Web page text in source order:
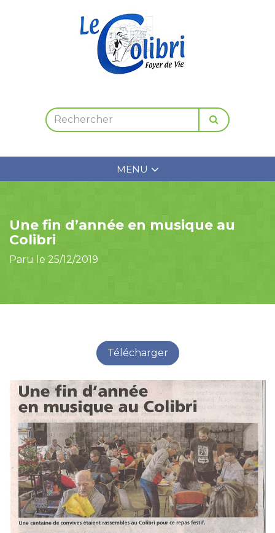
MENU
Une fin d’année en musique au
Colibri
Paru le 25/12/2019
Télécharger